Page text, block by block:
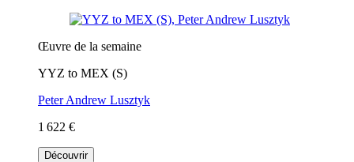
Œuvre de la semaine
YYZ to MEX (S)
Peter Andrew Lusztyk
1 622 €
Découvrir